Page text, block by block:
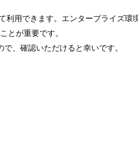
用できます。エンタープライズ環
とが重要です。
、確認いただけると幸いです。